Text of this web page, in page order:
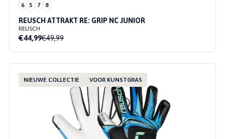
6 5 7 8
REUSCH ATTRAKT RE: GRIP NC JUNIOR
REUSCH
€44,99€49,99
NIEUWE COLLECTIE VOOR KUNSTGRAS